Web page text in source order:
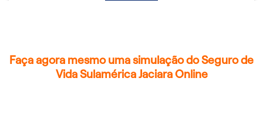
Faça agora mesmo uma simulação do Seguro de
Vida Sulamérica Jaciara Online